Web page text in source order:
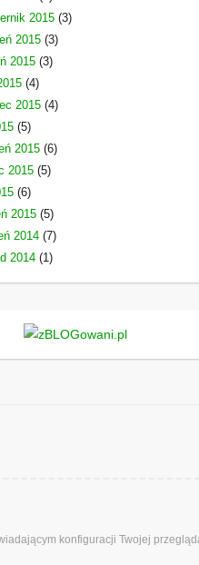
2015(3)
2015(3)
2015(3)
(4)
2015(4)
(5)
2015(6)
2015(5)
(6)
2015(5)
2014(7)
2014(1)
konfiguracji Twojej